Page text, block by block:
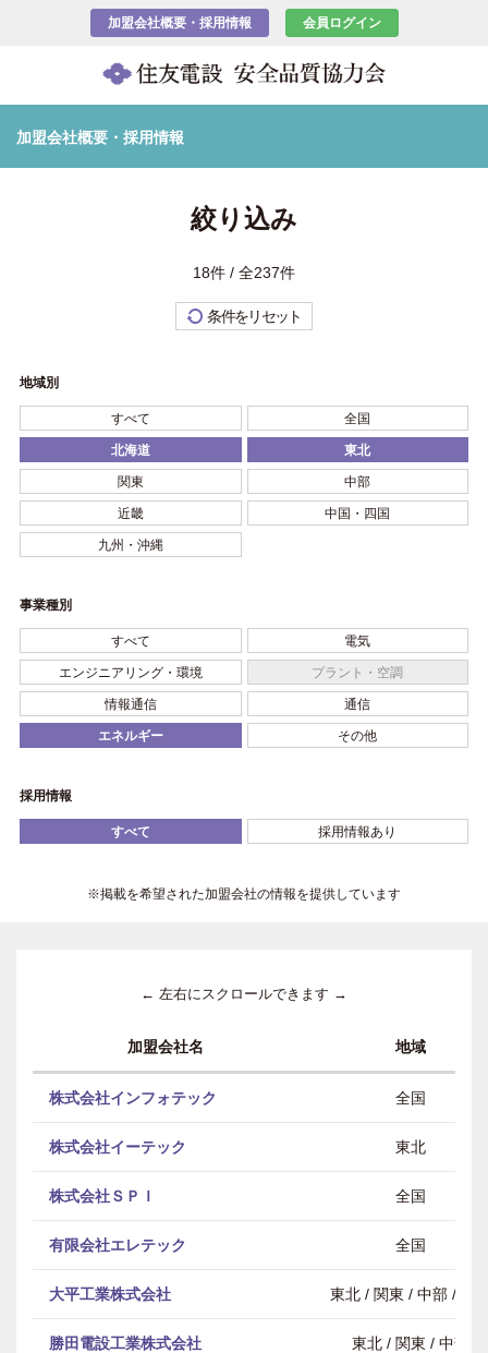
加盟会社概要・採用情報 会員ログイン
加盟会社概要・採用情報
絞り込み
18件 / 全237件
条件をリセット
地域別
すべて 全国
北海道 東北
関東 中部
近畿 中国・四国
九州・沖縄
事業種別
すべて 電気
エンジニアリング・環境 プラント・空調
情報通信 通信
エネルギー その他
採用情報
すべて 採用情報あり
※掲載を希望された加盟会社の情報を提供しています
← 左右にスクロールできます →
加盟会社名 地域
株式会社インフォテック 全国
株式会社イーテック 東北
株式会社ＳＰＩ 全国
有限会社エレテック 全国
大平工業株式会社 東北 / 関東 / 中部 / 近
勝田電設工業株式会社 東北 / 関東 / 中部